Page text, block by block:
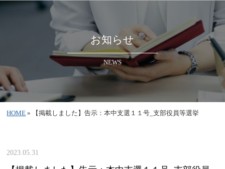
お知らせ
NEWS
HOME » 【掲載しました】告示：本中支選１１号_支部役員等選挙
2023.05.31